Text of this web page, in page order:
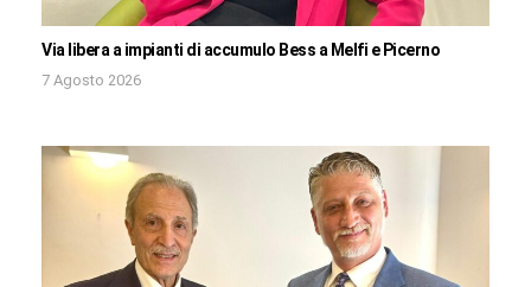
Via libera a impianti di accumulo Bess a Melfi e Picerno
7 Agosto 2026